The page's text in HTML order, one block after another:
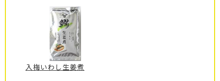
入梅いわし生姜煮